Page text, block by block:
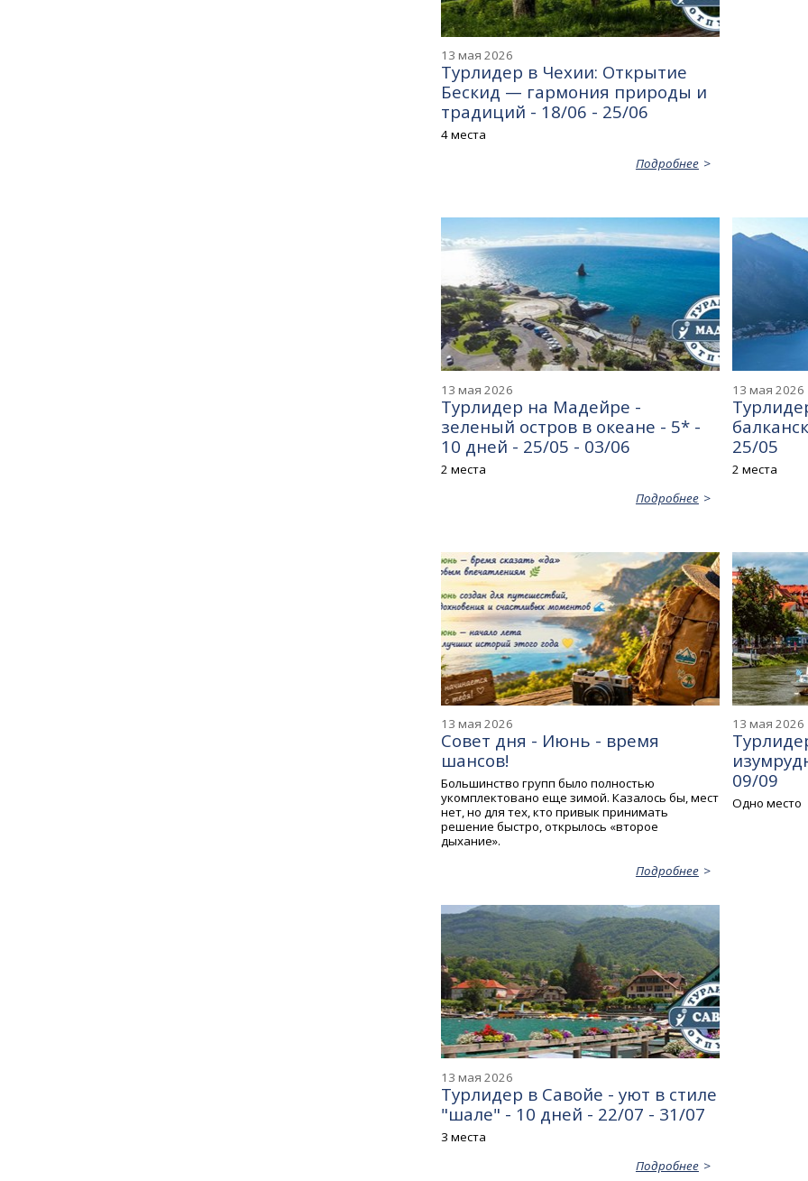
13 мая 2026
Турлидер в Чехии: Открытие
Бескид — гармония природы и
традиций - 18/06 - 25/06
4 места
Подробнее
13 мая 2026
Турлидер на Мадейре -
зеленый остров в океане - 5* -
10 дней - 25/05 - 03/06
2 места
Подробнее
13 мая 2026
25/05
2 места
13 мая 2026
Совет дня - Июнь - время
шансов!
Большинство групп было полностью
укомплектовано еще зимой. Казалось бы, мест
нет, но для тех, кто привык принимать
решение быстро, открылось «второе
дыхание».
Подробнее
13 мая 2026
09/09
Одно место
13 мая 2026
Турлидер в Савойе - уют в стиле
"шале" - 10 дней - 22/07 - 31/07
3 места
Подробнее